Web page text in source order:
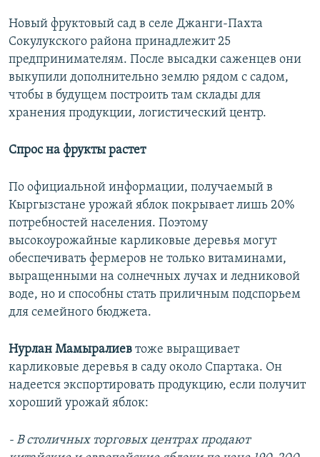
Новый фруктовый сад в селе Джанги-Пахта
Сокулукского района принадлежит 25
предпринимателям. После высадки саженцев они
выкупили дополнительно землю рядом с садом,
чтобы в будущем построить там склады для
хранения продукции, логистический центр.
Спрос на фрукты растет
По официальной информации, получаемый в
Кыргызстане урожай яблок покрывает лишь 20%
потребностей населения. Поэтому
высокоурожайные карликовые деревья могут
обеспечивать фермеров не только витаминами,
выращенными на солнечных лучах и ледниковой
воде, но и способны стать приличным подспорьем
для семейного бюджета.
Нурлан Мамыралиев тоже выращивает
карликовые деревья в саду около Спартака. Он
надеется экспортировать продукцию, если получит
хороший урожай яблок:
- В столичных торговых центрах продают